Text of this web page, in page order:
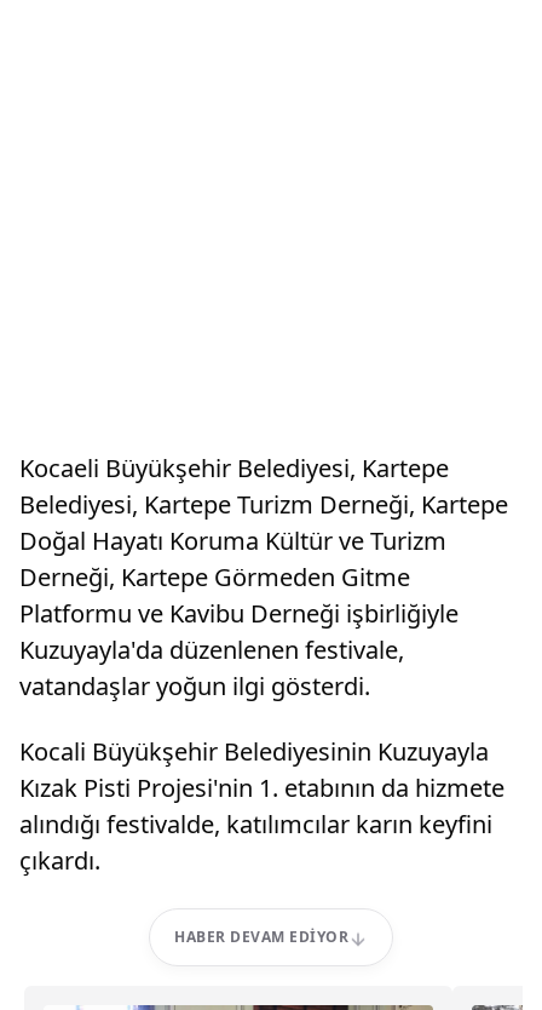
Kocaeli Büyükşehir Belediyesi, Kartepe
Belediyesi, Kartepe Turizm Derneği, Kartepe
Doğal Hayatı Koruma Kültür ve Turizm
Derneği, Kartepe Görmeden Gitme
Platformu ve Kavibu Derneği işbirliğiyle
Kuzuyayla'da düzenlenen festivale,
vatandaşlar yoğun ilgi gösterdi.
Kocali Büyükşehir Belediyesinin Kuzuyayla
Kızak Pisti Projesi'nin 1. etabının da hizmete
alındığı festivalde, katılımcılar karın keyfini
çıkardı.
HABER DEVAM EDIYOR